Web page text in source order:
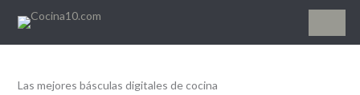
Cocina10.com
Las mejores básculas digitales de cocina